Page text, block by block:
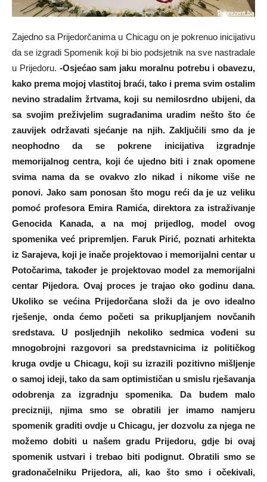
Zajedno sa Prijedorčanima u Chicagu on je pokrenuo inicijativu
da se izgradi Spomenik koji bi bio podsjetnik na sve nastradale
u Prijedoru. -Osjećao sam jaku moralnu potrebu i obavezu,
kako prema mojoj vlastitoj braći, tako i prema svim ostalim
nevino stradalim žrtvama, koji su nemilosrdno ubijeni, da
sa svojim preživjelim sugrađanima uradim nešto što će
zauvijek održavati sjećanje na njih. Zaključili smo da je
neophodno da se pokrene inicijativa izgradnje
memorijalnog centra, koji će ujedno biti i znak opomene
svima nama da se ovakvo zlo nikad i nikome više ne
ponovi. Jako sam ponosan što mogu reći da je uz veliku
pomoć profesora Emira Ramića, direktora za istraživanje
Genocida Kanada, a na moj prijedlog, model ovog
spomenika već pripremljen. Faruk Pirić, poznati arhitekta
iz Sarajeva, koji je inače projektovao i memorijalni centar u
Potočarima, također je projektovao model za memorijalni
centar Pijedora. Ovaj proces je trajao oko godinu dana.
Ukoliko se većina Prijedorčana složi da je ovo idealno
rješenje, onda ćemo početi sa prikupljanjem novčanih
sredstava. U posljednjih nekoliko sedmica vođeni su
mnogobrojni razgovori sa predstavnicima iz političkog
kruga ovdje u Chicagu, koji su izrazili pozitivno mišljenje
o samoj ideji, tako da sam optimističan u smislu rješavanja
odobrenja za izgradnju spomenika. Da budem malo
precizniji, njima smo se obratili jer imamo namjeru
spomenik graditi ovdje u Chicagu, jer dozvolu za njega ne
možemo dobiti u našem gradu Prijedoru, gdje bi ovaj
spomenik ustvari i trebao biti podignut. Obratili smo se
gradonačelniku Prijedora, ali, kao što smo i očekivali,